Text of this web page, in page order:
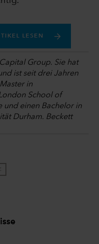
LESEN
Group. Sie hat
ist seit drei Jahren
in
School of
und einen Bachelor in
Durham. Beckett